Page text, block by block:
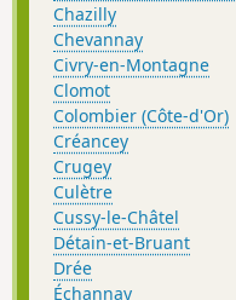
Chazilly
Chevannay
Civry-en-Montagne
Clomot
Colombier (Côte-d'Or)
Créancey
Crugey
Culètre
Cussy-le-Châtel
Détain-et-Bruant
Drée
Échannay